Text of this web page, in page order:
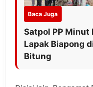
Baca Juga
Satpol PP Minut
Lapak Biapong
Bitung